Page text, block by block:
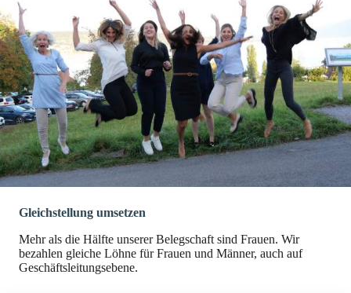
Gleichstellung umsetzen
Mehr als die Hälfte unserer Belegschaft sind Frauen. Wir
bezahlen gleiche Löhne für Frauen und Männer, auch auf
Geschäftsleitungsebene.